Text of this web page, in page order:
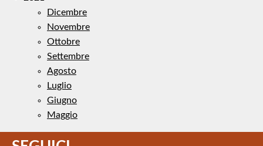
Dicembre
Novembre
Ottobre
Settembre
Agosto
Luglio
Giugno
Maggio